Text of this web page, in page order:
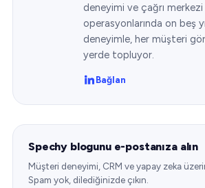
deneyimi ve çağrı merkezi
operasyonlarında on beş
deneyimle, her müşteri
yerde topluyor.
Bağlan
Spechy blogunu e-postanıza alın
Müşteri deneyimi, CRM ve yapay zeka
Spam yok, dilediğinizde çıkın.